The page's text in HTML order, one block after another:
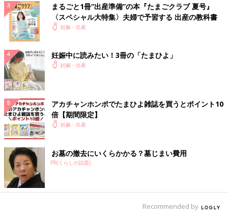
まるごと1冊“出産準備”の本『たまごクラブ 夏号』
〈スペシャル大特集〉夫婦で予習する 出産の教科書
妊娠・出産
妊娠中に読みたい！3冊の「たまひよ」
妊娠・出産
アカチャンホンポでたまひよ雑誌を買うとポイント10
倍【期間限定】
妊娠・出産
お墓の撤去にいくらかかる？墓じまい費用
PR(くらしの話題)
Recommended by